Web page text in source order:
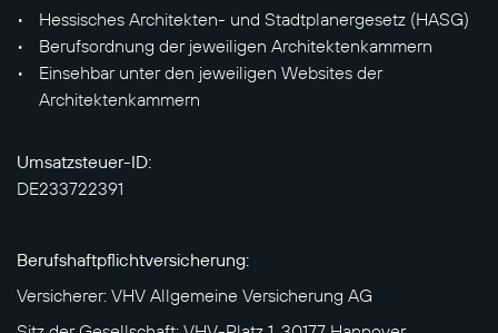
Hessisches Architekten- und Stadtplanergesetz (HASG)
Berufsordnung der jeweiligen Architektenkammern
Einsehbar unter den jeweiligen Websites der
Architektenkammern
Umsatzsteuer-ID:
DE233722391
Berufshaftpflichtversicherung:
Versicherer: VHV Allgemeine Versicherung AG